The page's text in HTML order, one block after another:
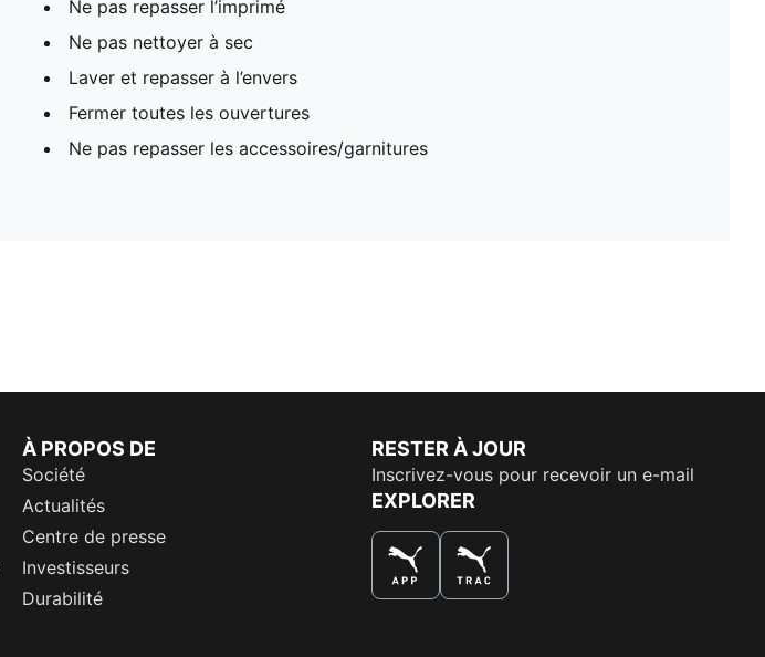
Ne pas repasser l’imprimé
Ne pas nettoyer à sec
Laver et repasser à l’envers
Fermer toutes les ouvertures
Ne pas repasser les accessoires/garnitures
À PROPOS DE
Société
Actualités
Centre de presse
Investisseurs
Durabilité
RESTER À JOUR
Inscrivez-vous pour recevoir un e-mail
EXPLORER